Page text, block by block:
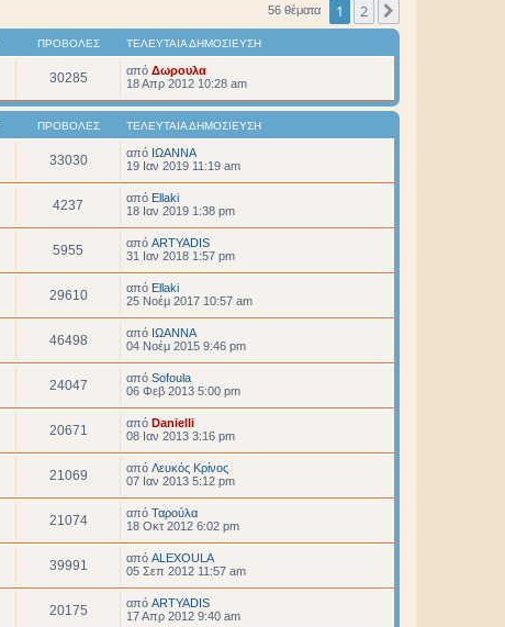
56 θέματα 1 2
ΠΡΟΒΟΛΈΣ ΤΕΛΕΥΤΑΊΑ ΔΗΜΟΣΊΕΥΣΗ
30285 από Δωρουλα
18 Απρ 2012 10:28 am
ΠΡΟΒΟΛΈΣ ΤΕΛΕΥΤΑΊΑ ΔΗΜΟΣΊΕΥΣΗ
33030 από ΙΩΑΝΝΑ
19 Ιαν 2019 11:19 am
4237 από Ellaki
18 Ιαν 2019 1:38 pm
5955 από ARTYADIS
31 Ιαν 2018 1:57 pm
29610 από Ellaki
25 Νοέμ 2017 10:57 am
46498 από ΙΩΑΝΝΑ
04 Νοέμ 2015 9:46 pm
24047 από Sofoula
06 Φεβ 2013 5:00 pm
20671 από Danielli
08 Ιαν 2013 3:16 pm
21069 από Λευκός Κρίνος
07 Ιαν 2013 5:12 pm
21074 από Ταρούλα
18 Οκτ 2012 6:02 pm
39991 από ALEXOULA
05 Σεπ 2012 11:57 am
20175 από ARTYADIS
17 Απρ 2012 9:40 am